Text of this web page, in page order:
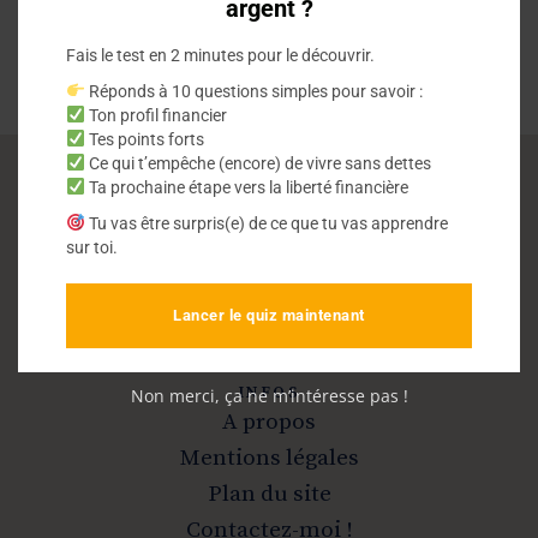
Vivre sans dettes
Sortir de la dette et devenir libre
INFOS
A propos
Mentions légales
Plan du site
Contactez-moi !
argent ?
Fais le test en 2 minutes pour le découvrir.
Réponds à 10 questions simples pour savoir :
Ton profil financier
Tes points forts
Ce qui t’empêche (encore) de vivre sans dettes
Ta prochaine étape vers la liberté financière
Tu vas être surpris(e) de ce que tu vas apprendre
sur toi.
Lancer le quiz maintenant
Non merci, ça ne m’intéresse pas !